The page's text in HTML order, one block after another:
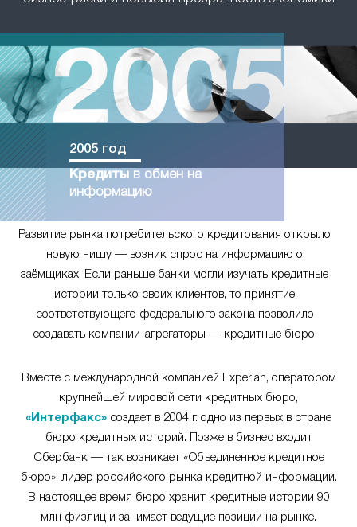
2005 год
Кредиты в обмен на
информацию
Развитие рынка потребительского кредитования открыло
новую нишу — возник спрос на информацию о
заёмщиках. Если раньше банки могли изучать кредитные
истории только своих клиентов, то принятие
соответствующего федерального закона позволило
создавать компании-агрегаторы — кредитные бюро.
Вместе с международной компанией Experian, оператором
крупнейшей мировой сети кредитных бюро,
«Интерфакс» создает в 2004 г. одно из первых в стране
бюро кредитных историй. Позже в бизнес входит
Сбербанк — так возникает «Объединенное кредитное
бюро», лидер российского рынка кредитной информации.
В настоящее время бюро хранит кредитные истории 90
млн физлиц и занимает ведущие позиции на рынке.